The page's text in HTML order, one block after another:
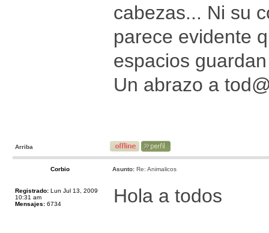
cabezas... Ni su
parece evidente
espacios
Un abrazo a
Arriba
Corbio Asunto: Re: Animalicos
Registrado: Lun Jul 13, 2009
10:31 am
Mensajes: 6734 Hola a todos